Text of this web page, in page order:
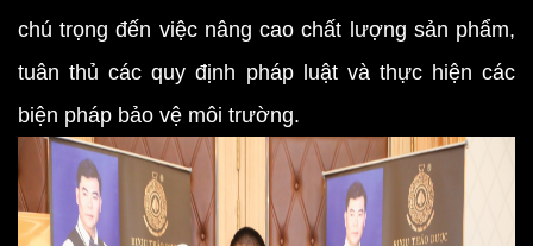
chú trọng đến việc nâng cao chất lượng sản phẩm,
tuân thủ các quy định pháp luật và thực hiện các
biện pháp bảo vệ môi trường.